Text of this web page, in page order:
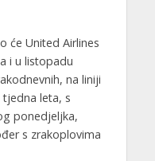
će United Airlines
i u listopadu
na liniji
leta, s
ponedjeljka,
s zrakoplovima